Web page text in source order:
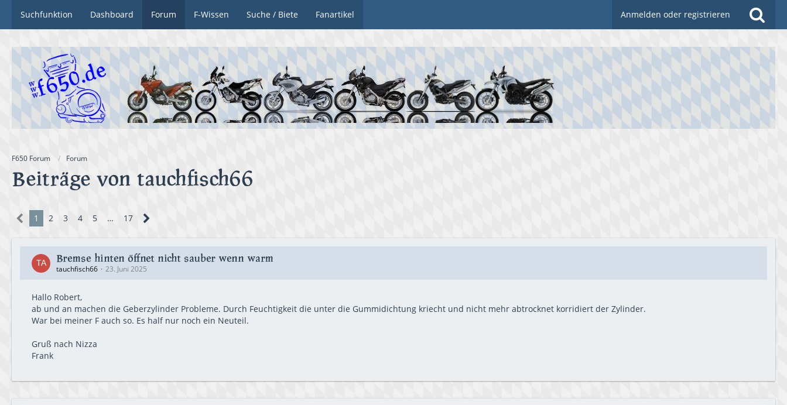
Suchfunktion Dashboard Forum F-Wissen Suche / Biete Fanartikel Anmelden oder registrieren
F650 Forum Forum
Beiträge von tauchfisch66
1 2 3 4 5 … 17
Bremse hinten öffnet nicht sauber wenn warm
tauchfisch66 23. Juni 2025
Hallo Robert,
ab und an machen die Geberzylinder Probleme. Durch Feuchtigkeit die unter die Gummidichtung kriecht und nicht mehr abtrocknet korridiert der Zylinder.
War bei meiner F auch so. Es half nur noch ein Neuteil.
Gruß nach Nizza
Frank